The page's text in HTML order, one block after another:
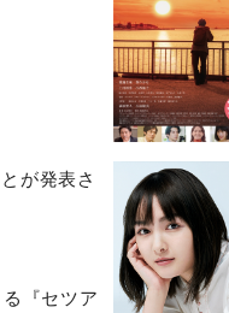
が発表さ
『セツア